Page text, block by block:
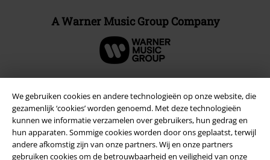
We gebruiken cookies en andere technologieën op onze website, die
gezamenlijk ‘cookies’ worden genoemd. Met deze technologieën
kunnen we informatie verzamelen over gebruikers, hun gedrag en
hun apparaten. Sommige cookies worden door ons geplaatst, terwijl
andere afkomstig zijn van onze partners. Wij en onze partners
gebruiken cookies om de betrouwbaarheid en veiligheid van onze
A Warner Music Group Company
Beveiliging